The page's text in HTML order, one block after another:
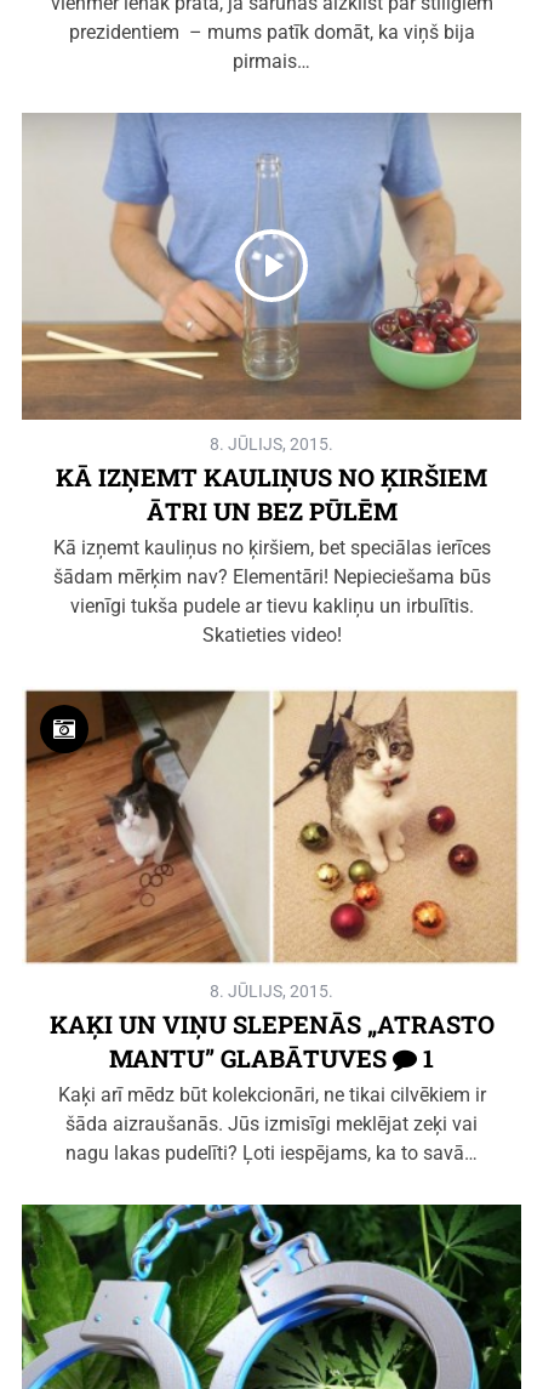
prezidentiem – mums patīk domāt, ka viņš bija
pirmais…
8. JŪLIJS, 2015.
KĀ IZŅEMT KAULIŅUS NO ĶIRŠIEM
ĀTRI UN BEZ PŪLĒM
Kā izņemt kauliņus no ķiršiem, bet speciālas ierīces
šādam mērķim nav? Elementāri! Nepieciešama būs
vienīgi tukša pudele ar tievu kakliņu un irbulītis.
Skatieties video!
8. JŪLIJS, 2015.
KAĶI UN VIŅU SLEPENĀS „ATRASTO
MANTU” GLABĀTUVES
1
Kaķi arī mēdz būt kolekcionāri, ne tikai cilvēkiem ir
šāda aizraušanās. Jūs izmisīgi meklējat zeķi vai
nagu lakas pudelīti? Ļoti iespējams, ka to savā…